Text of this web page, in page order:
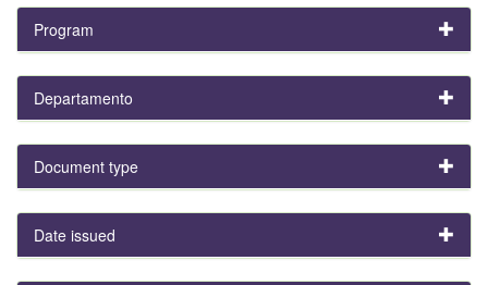
Program
Departamento
Document type
Date issued